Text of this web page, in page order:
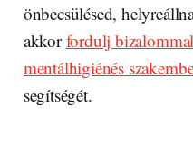
önbecsülésed,
akkorfordulj
mentálhigiénés
segítségét.